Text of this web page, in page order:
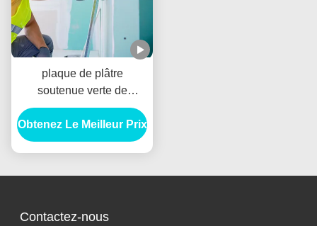
plaque de plâtre
soutenue verte de
résistant à l'eau de 9mm
pour la séparation de
cloison sèche
Obtenez Le Meilleur Prix
Contactez-nous